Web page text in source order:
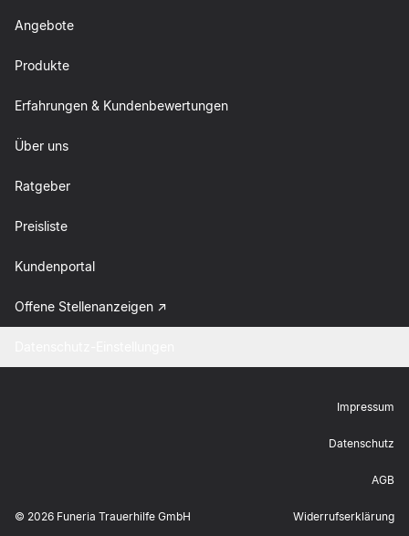
Angebote
Produkte
Erfahrungen & Kundenbewertungen
Über uns
Ratgeber
Preisliste
Kundenportal
Offene Stellenanzeigen
© 2026 Funeria Trauerhilfe GmbH
Impressum
Datenschutz
AGB
Widerrufserklärung